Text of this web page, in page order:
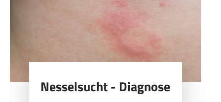
Nesselsucht - Diagnose